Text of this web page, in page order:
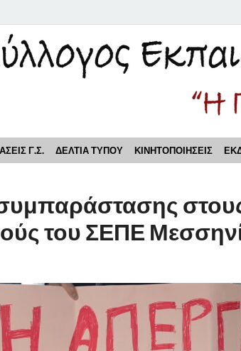
Εκπαιδευτικών
Γ.Σ. ΔΕΛΤΙΑ ΤΥΠΟΥ ΚΙΝΗΤΟΠΟΙΗΣΕΙΣ
του ΣΕΠΕ